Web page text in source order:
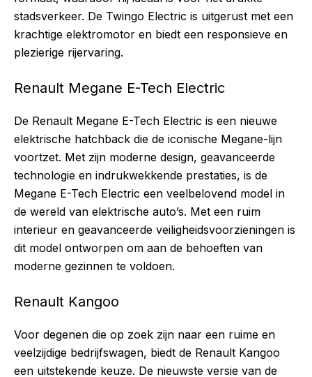
stadsverkeer. De Twingo Electric is uitgerust met een
krachtige elektromotor en biedt een responsieve en
plezierige rijervaring.
Renault Megane E-Tech Electric
De Renault Megane E-Tech Electric is een nieuwe
elektrische hatchback die de iconische Megane-lijn
voortzet. Met zijn moderne design, geavanceerde
technologie en indrukwekkende prestaties, is de
Megane E-Tech Electric een veelbelovend model in
de wereld van elektrische auto’s. Met een ruim
interieur en geavanceerde veiligheidsvoorzieningen is
dit model ontworpen om aan de behoeften van
moderne gezinnen te voldoen.
Renault Kangoo
Voor degenen die op zoek zijn naar een ruime en
veelzijdige bedrijfswagen, biedt de Renault Kangoo
een uitstekende keuze. De nieuwste versie van de